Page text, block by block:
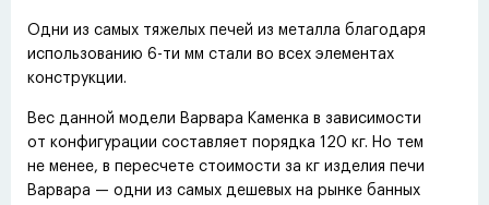
Одни из самых тяжелых печей из металла благодаря
использованию 6-ти мм стали во всех элементах
конструкции.
Вес данной модели Варвара Каменка в зависимости
от конфигурации составляет порядка 120 кг. Но тем
не менее, в пересчете стоимости за кг изделия печи
Варвара — одни из самых дешевых на рынке банных